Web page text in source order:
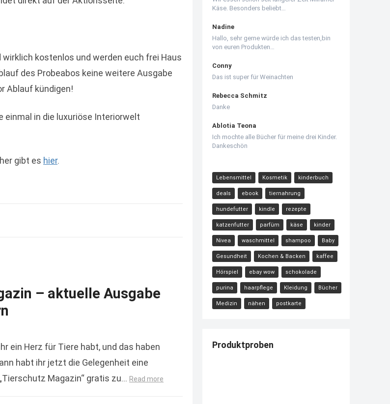
kostenlos und werden euch frei Haus
des Probeabos keine weitere Ausgabe
Ablauf kündigen!
einmal in die luxuriöse Interiorwelt
gibt es hier.
– aktuelle Ausgabe
ein Herz für Tiere habt, und das haben
habt ihr jetzt die Gelegenheit eine
Magazin“ gratis zu… Read more
Käse. Besonders beliebt…
Nadine
Hallo, sehr gerne würde ich das testen,bin
von euren Produkten…
Conny
Das ist super für Weinachten
Rebecca Schmitz
Danke
Ablotia Teona
Ich mochte alle Bücher für meine drei Kinder.
Dankeschön
Lebensmittel Kosmetik kinderbuch
deals ebook tiernahrung
hundefutter kindle rezepte
katzenfutter parfüm käse kinder
Nivea waschmittel shampoo Baby
Gesundheit Kochen & Backen kaffee
Hörspiel ebay wow schokolade
purina haarpflege Kleidung Bücher
Medizin nähen postkarte
Produktproben